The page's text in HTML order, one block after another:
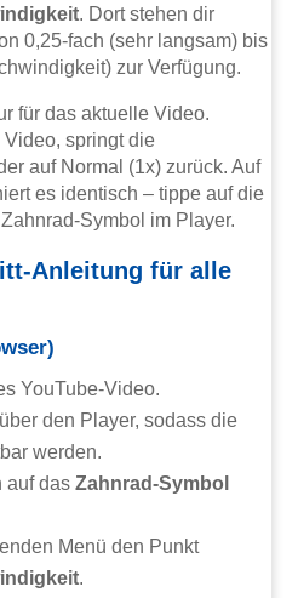
. Dort stehen dir
0,25-fach (sehr langsam) bis
zur Verfügung.
für das aktuelle Video.
springt die
auf Normal (1x) zurück. Auf
es identisch – tippe auf die
Symbol im Player.
Anleitung für alle
YouTube-Video.
den Player, sodass die
werden.
auf dasZahnrad-Symbol
Menü den Punkt
.